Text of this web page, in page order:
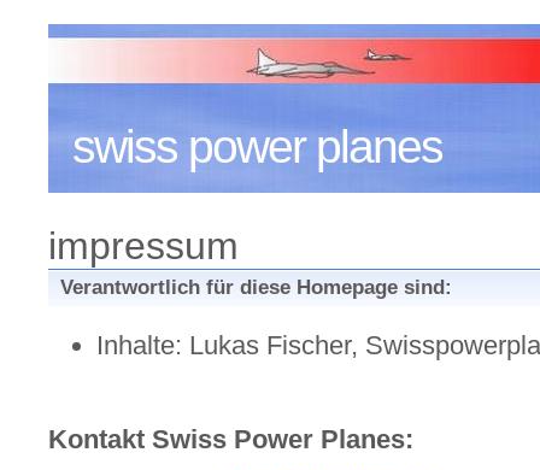
swiss power planes
impressum
Verantwortlich für diese Homepage sind:
Inhalte: Lukas Fischer,
Kontakt Swiss Power Planes: